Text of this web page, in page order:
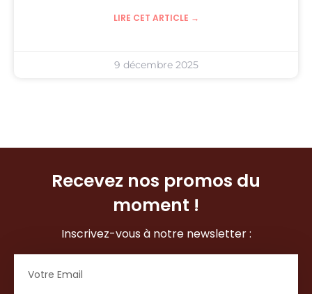
LIRE CET ARTICLE →
9 décembre 2025
Recevez nos promos du
moment !
Inscrivez-vous à notre newsletter :